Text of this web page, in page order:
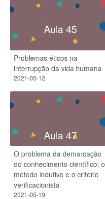
Aula 45
Problemas éticos na
interrupção da vida humana
2021-05-12
Aula 47
O problema da demarcação
do conhecimento científico: o
método indutivo e o critério
verificacionista
2021-05-19